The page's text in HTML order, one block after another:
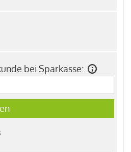
Klima sorgt
Temperaturen und die
bei Sparkasse: